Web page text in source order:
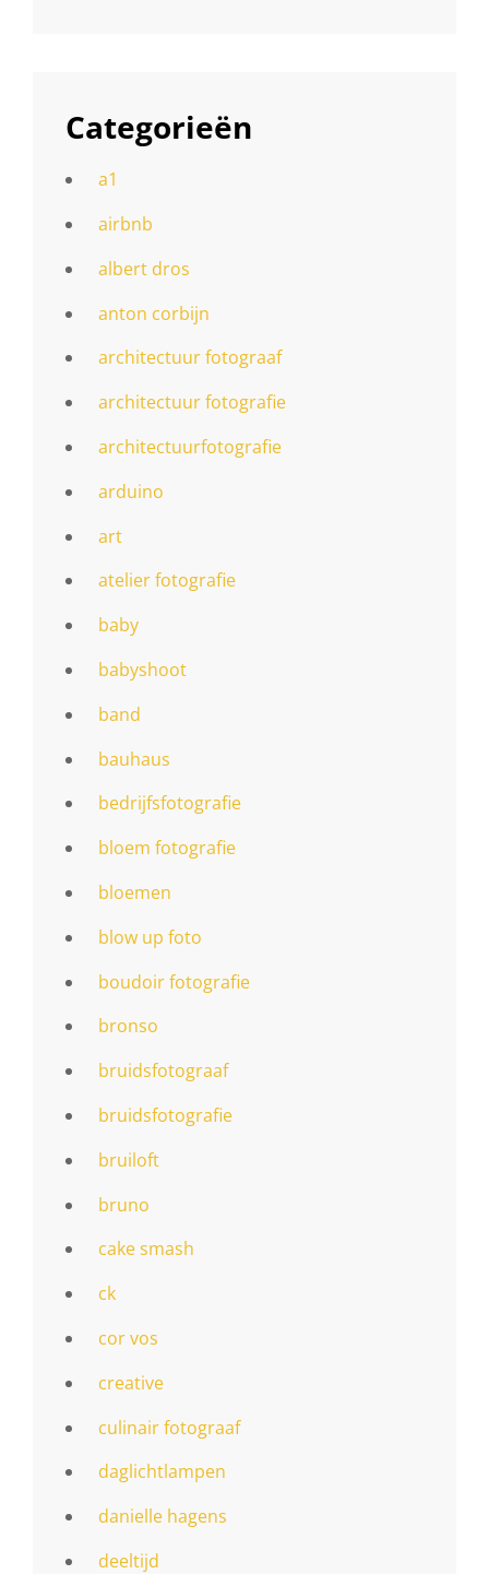
Categorieën
a1
airbnb
albert dros
anton corbijn
architectuur fotograaf
architectuur fotografie
architectuurfotografie
arduino
art
atelier fotografie
baby
babyshoot
band
bauhaus
bedrijfsfotografie
bloem fotografie
bloemen
blow up foto
boudoir fotografie
bronso
bruidsfotograaf
bruidsfotografie
bruiloft
bruno
cake smash
ck
cor vos
creative
culinair fotograaf
daglichtlampen
danielle hagens
deeltijd